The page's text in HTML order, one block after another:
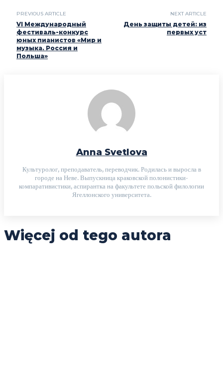
PREVIOUS ARTICLE
VI Международный
фестиваль-конкурс
юных пианистов «Мир и
музыка. Россия и
Польша»
NEXT ARTICLE
День защиты детей: из
первых уст
Anna Svetlova
Культуролог, преподаватель, переводчик. Родилась и выросла в
городе на Неве. Выпускница краковской полонистики-
компаративистики, аспирантка на факультете польской филологии
Ягеллонского университета.
Więcej od tego autora